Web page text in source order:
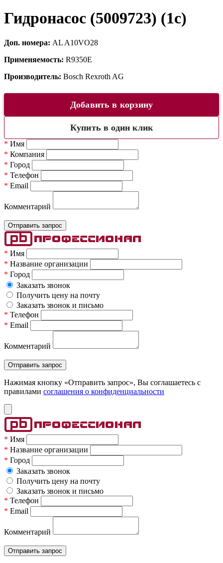
Гидронасос (5009723) (1c)
Доп. номера: AL A10VO28
Применяемость: R9350E
Производитель: Bosch Rexroth AG
Добавить в корзину
Купить в один клик
* Имя
* Компания
* Город
* Телефон
* Email
Комментарий
* Имя
* Название организации
* Город
Заказать звонок
Получить цену на почту
Заказать звонок и письмо
* Телефон
* Email
Комментарий
Нажимая кнопку «Отправить запрос», Вы соглашаетесь c
правилами соглашения о конфиденциальности
* Имя
* Название организации
* Город
Заказать звонок
Получить цену на почту
Заказать звонок и письмо
* Телефон
* Email
Комментарий